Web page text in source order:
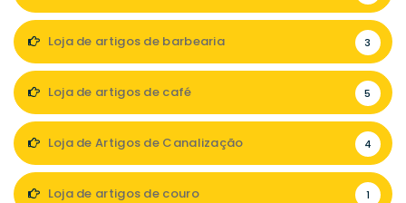
Loja de artigos de barbearia 3
Loja de artigos de café 5
Loja de Artigos de Canalização 4
Loja de artigos de couro 1